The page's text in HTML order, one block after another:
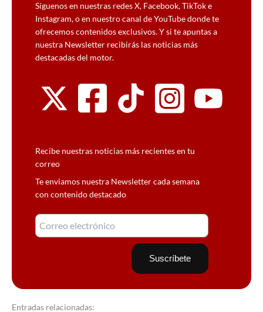
Síguenos en nuestras redes X, Facebook, TikTok e
Instagram, o en nuestro canal de YouTube donde te
ofrecemos contenidos exclusivos. Y si te apuntas a
nuestra Newsletter recibirás las noticias más
destacadas del motor.
Recibe nuestras noticias más recientes en tu
correo
Te enviamos nuestra Newsletter cada semana
con contenido destacado
Entradas relacionadas: